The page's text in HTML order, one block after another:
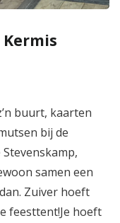
buurt, kaarten
bij de
samen een
Zuiver hoeft
feesttent!Je hoeft